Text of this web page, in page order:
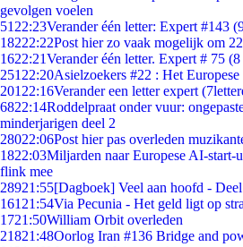
gevolgen voelen
51 22:23Verander één letter: Expert #143
18222:22Post hier zo vaak mogelijk om
1622:21Verander één letter. Expert # 75 (8
251 22:20Asielzoekers #22 : Het
201 22:16Verander een letter expert
6822:14Roddelpraat onder vuur:
minderjarigen deel 2
28022:06Post hier pas overleden
1822:03Miljarden naar Europese AI-start-
flink mee
28921:55[Dagboek] Veel aan hoofd -
161 21:54Via Pecunia - Het geld ligt op
1721:50William Orbit overleden
21821:48Oorlog Iran #136 Bridge and